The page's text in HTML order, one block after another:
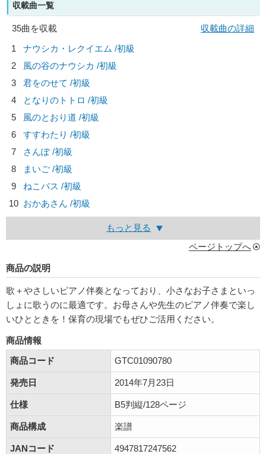
収載曲一覧
35曲を収載
収載曲の詳細
1
ナウシカ・レクイエム /初級
2
風の谷のナウシカ /初級
3
君をのせて /初級
4
となりのトトロ /初級
5
風のとおり道 /初級
6
すすわたり /初級
7
さんぽ /初級
8
まいご /初級
9
ねこバス /初級
10 おかあさん /初級
もっと見る
ページトップへ
商品の説明
歌＋やさしいピアノ伴奏となっており、小さなお子さまといっ
しょに歌うのに最適です。お母さんや先生のピアノ伴奏で楽し
いひとときを！保育の現場でもぜひご活用ください。
商品情報
商品コード
GTC01090780
発売日 2014年7月23日
仕様 B5判縦/128ページ
商品構成 楽譜
JANコード 4947817247562